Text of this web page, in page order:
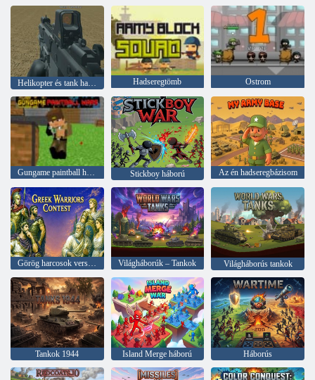
Hadseregtömb Ostrom
Gungame paintball háborúk Stickboy háború Az én hadseregbázisom
Görög harcosok versenye Világháborúk – Tankok Világháborús tankok
Tankok 1944 Island Merge háború Háborús